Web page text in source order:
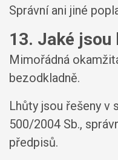
Správní ani jiné
13. Jaké
Mimořádná
bezodkladně.
Lhůty jsou řešeny v
500/2004 Sb.,
předpisů.